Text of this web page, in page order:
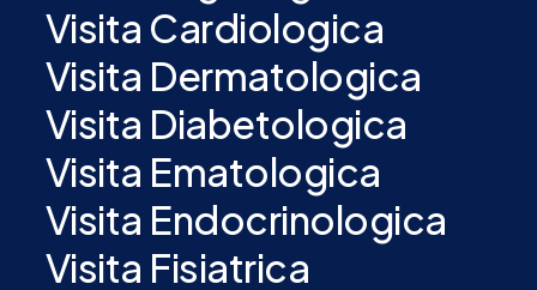
Visita Cardiologica
Visita Dermatologica
Visita Diabetologica
Visita Ematologica
Visita Endocrinologica
Visita Fisiatrica